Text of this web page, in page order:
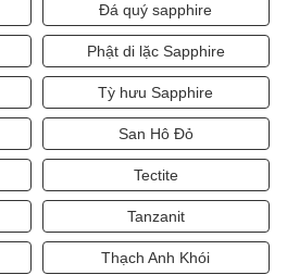
Đá quý sapphire
Phật di lặc Sapphire
Tỳ hưu Sapphire
San Hô Đỏ
Tectite
Tanzanit
Thạch Anh Khói